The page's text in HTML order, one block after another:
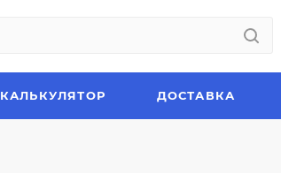
КАЛЬКУЛЯТОР ДОСТАВКА